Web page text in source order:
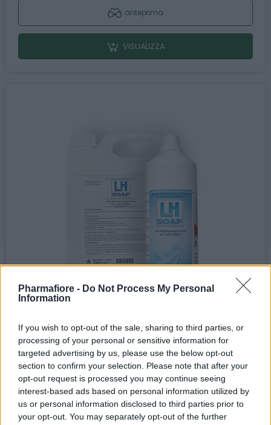
Pharmafiore - Do Not Process My Personal
Information
If you wish to opt-out of the sale, sharing to third parties, or
processing of your personal or sensitive information for
targeted advertising by us, please use the below opt-out
section to confirm your selection. Please note that after your
opt-out request is processed you may continue seeing
interest-based ads based on personal information utilized by
us or personal information disclosed to third parties prior to
your opt-out. You may separately opt-out of the further
anteprima
VISUALIZZA
Disinfettanti > Disinfezione mani e cute
Sapone LH SOAP disinfettante battericida per
mani e cute integra - PHARMAFIORE
Per il lavaggio antisettico delle mani del personale
sanitario e in tutte le attività professionali...
da 4,35 € a 18,15 € (iva esclusa)